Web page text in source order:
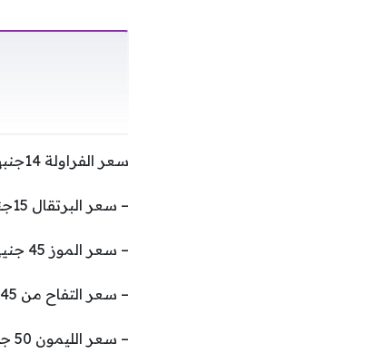
سعر الفراولة 14جنبها للكيلو
– سعر البرتقال 15جنيها للكيلو
– سعر الموز 45 جنيها للكيلو.
– سعر التفاح من 45 جنيها للكيلو.
– سعر الليمون 50 جنيها للكيلو .